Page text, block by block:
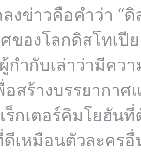
งข่าวคือคำว่า “ดิ
ของโลกดิสโทเปี
กำกับเล่าว่ามีคว
อสร้างบรรยากา
กเตอร์คิมโยฮันที่
เหมือนตัวละคร